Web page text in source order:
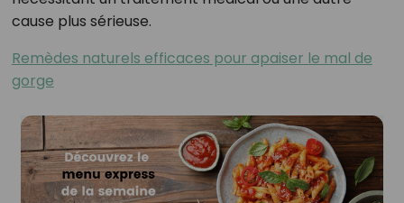
cause plus sérieuse.
Remèdes naturels efficaces pour apaiser le mal de
gorge